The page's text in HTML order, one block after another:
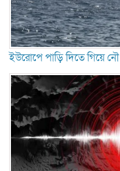
ইউরোপে পাড়ি দিতে গিয়ে নৌ